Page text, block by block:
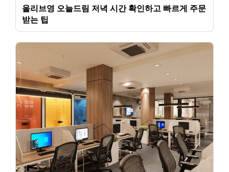
올리브영 오늘드림 저녁 시간 확인하고 빠르게 주문
받는 팁